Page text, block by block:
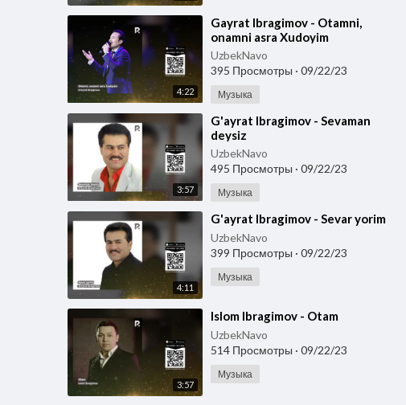
4:22
⁣Gayrat Ibragimov - Otamni,
onamni asra Xudoyim
UzbekNavo
395 Просмотры · 09/22/23
Музыка
3:57
⁣G'ayrat Ibragimov - Sevaman
deysiz
UzbekNavo
495 Просмотры · 09/22/23
Музыка
4:11
⁣G'ayrat Ibragimov - Sevar yorim
UzbekNavo
399 Просмотры · 09/22/23
Музыка
3:57
⁣Islom Ibragimov - Otam
UzbekNavo
514 Просмотры · 09/22/23
Музыка